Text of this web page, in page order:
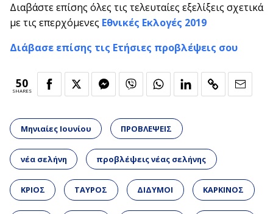
Διαβάστε επίσης όλες τις τελευταίες εξελίξεις σχετικά
με τις επερχόμενες Εθνικές Εκλογές 2019
Διάβασε επίσης τις Ετήσιες προβλέψεις σου
50
SHARES
Μηνιαίες Ιουνίου ΠΡΟΒΛΕΨΕΙΣ
νέα σελήνη προβλέψεις νέας σελήνης
ΚΡΙΟΣ ΤΑΥΡΟΣ ΔΙΔΥΜΟΙ ΚΑΡΚΙΝΟΣ